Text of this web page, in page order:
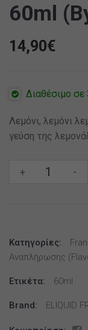
60ml
14,90€
Διαθέσιμο
Λεμόνι, λεμόνι
γεύση της
+
Lemon
(by:
Eliquid
ποσότητα
-
Κατηγορίες:
Αναπλήρωσης
Ετικέτα: 60ml
Brand: ELIQUID